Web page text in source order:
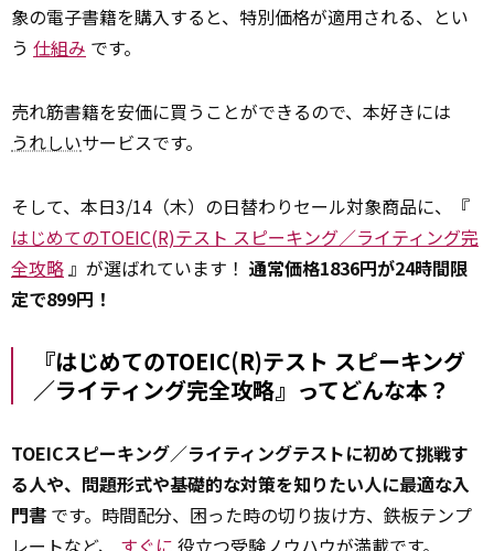
象の電子書籍を購入すると、特別価格が適用される、とい
う 仕組み です。
売れ筋書籍を安価に買うことができるので、本好きには
うれしいサービスです。
そして、本日3/14（木）の日替わりセール対象商品に、『
はじめてのTOEIC(R)テスト スピーキング／ライティング完
全攻略』が選ばれています！ 通常価格1836円が24時間限
定で899円！
『はじめてのTOEIC(R)テスト スピーキング
／ライティング完全攻略』ってどんな本？
TOEICスピーキング／ライティングテストに初めて挑戦す
る人や、問題形式や基礎的な対策を知りたい人に最適な入
門書 です。時間配分、困った時の切り抜け方、鉄板テンプ
レートなど、 すぐに 役立つ受験ノウハウが満載です。